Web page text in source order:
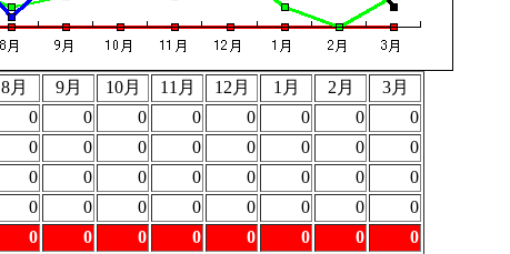
8月 9月 10月 11月 12月 1月 2月 3月
0 0 0 0 0 0 0
0
0 0 0 0 0 0 0
0
0 0 0 0 0 0 0
0
0 0 0 0 0 0 0
0
0 0 0 0 0 0 0 0